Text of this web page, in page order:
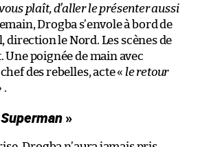
plaît, d’aller le présenter aussi
Drogba s’envole à bord de
direction le Nord. Les scènes de
Une poignée de main avec
des rebelles, acte « le retour
.
»